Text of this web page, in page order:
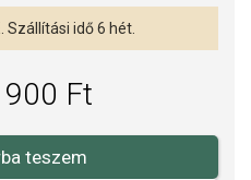
Szállítási idő 6 hét.
Ft
teszem